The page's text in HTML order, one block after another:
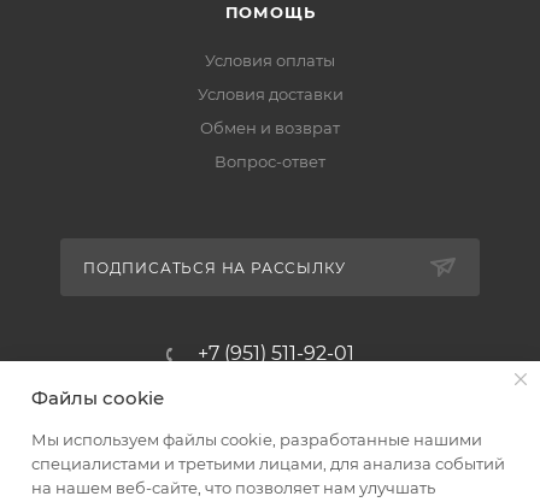
ПОМОЩЬ
Условия оплаты
Условия доставки
Обмен и возврат
Вопрос-ответ
ПОДПИСАТЬСЯ НА РАССЫЛКУ
+7 (951) 511-92-01
Магазин-склад ТЦ "Альтус"
Ростовская обл, Аксайский р-н,
пос. Янтарный, Малое Зеленое
Файлы cookie
Мы используем файлы cookie, разработанные нашими
специалистами и третьими лицами, для анализа событий
на нашем веб-сайте, что позволяет нам улучшать